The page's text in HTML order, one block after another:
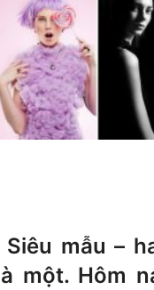
mẫu –
một. Hôm